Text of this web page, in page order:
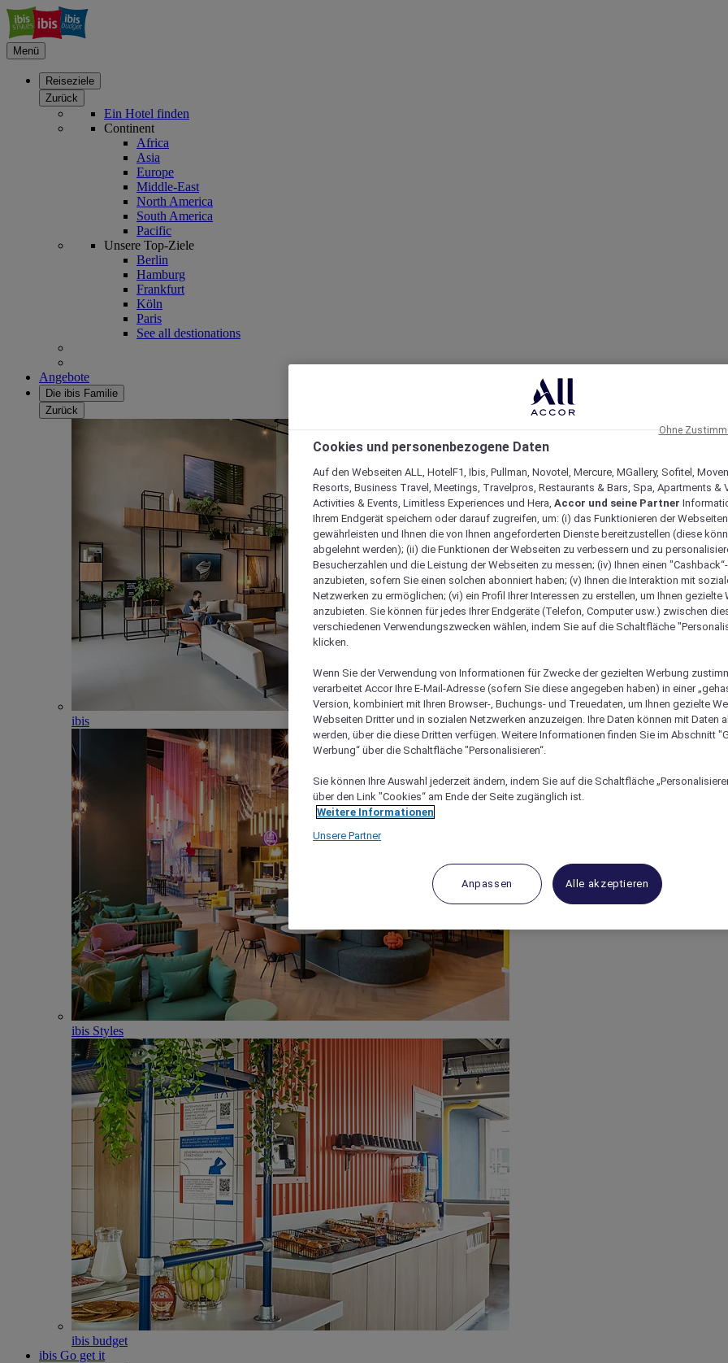
Menü
Reiseziele
Zurück
Ein Hotel finden
Continent
Africa
Asia
Europe
Middle-East
North America
South America
Pacific
Unsere Top-Ziele
Berlin
Hamburg
Frankfurt
Köln
Paris
See all destionations
Angebote
Die ibis Familie
Zurück
ibis
ibis Styles
ibis budget
ibis Go get it
Cookies und personenbezogene Daten
Auf den Webseiten ALL, HotelF1, Ibis, Pullman, Novotel, Mercure, MGallery, Sofitel,
Resorts, Business Travel, Meetings, Travelpros, Restaurants & Bars, Spa, Apartments &
Activities & Events, Limitless Experiences und Hera, Accor und seine Partner
Ihrem Endgerät speichern oder darauf zugreifen, um: (i) das Funktionieren der
gewährleisten und Ihnen die von Ihnen angeforderten Dienste bereitzustellen (diese
abgelehnt werden); (ii) die Funktionen der Webseiten zu verbessern und zu
Besucherzahlen und die Leistung der Webseiten zu messen; (iv) Ihnen einen
anzubieten, sofern Sie einen solchen abonniert haben; (v) Ihnen die Interaktion mit
Netzwerken zu ermöglichen; (vi) ein Profil Ihrer Interessen zu erstellen, um Ihnen gezielte
anzubieten. Sie können für jedes Ihrer Endgeräte (Telefon, Computer usw.) zwischen
verschiedenen Verwendungszwecken wählen, indem Sie auf die Schaltfläche
klicken.
Wenn Sie der Verwendung von Informationen für Zwecke der gezielten Werbung
verarbeitet Accor Ihre E-Mail-Adresse (sofern Sie diese angegeben haben) in einer
Version, kombiniert mit Ihren Browser-, Buchungs- und Treuedaten, um Ihnen gezielte
Webseiten Dritter und in sozialen Netzwerken anzuzeigen. Ihre Daten können mit Daten
werden, über die diese Dritten verfügen. Weitere Informationen finden Sie im Abschnitt
Werbung“ über die Schaltfläche "Personalisieren“.
Sie können Ihre Auswahl jederzeit ändern, indem Sie auf die Schaltfläche
über den Link "Cookies“ am Ende der Seite zugänglich ist.
Weitere Informationen
Unsere Partner
Anpassen Alle akzeptieren
Ohne